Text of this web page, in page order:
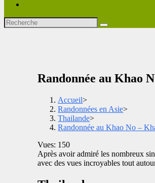
Randonnée au Khao
Accueil>
Randonnées en Asie>
Thailande>
Randonnée au Khao No –
Vues: 150
Après avoir admiré les nombreux
avec des vues incroyables tout